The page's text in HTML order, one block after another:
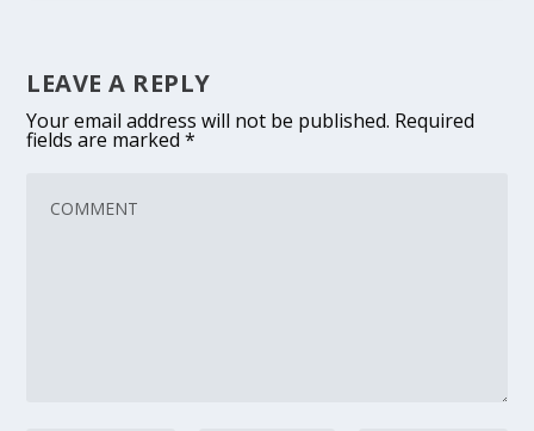
LEAVE A REPLY
Your email address will not be published. Required
fields are marked*